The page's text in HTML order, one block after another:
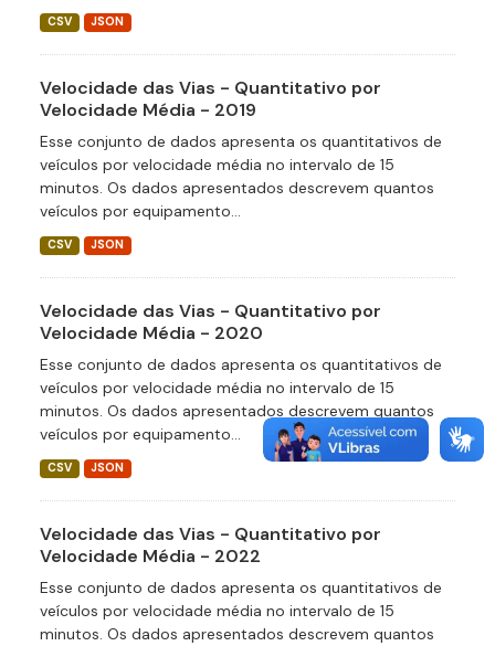
CSV JSON
Velocidade das Vias - Quantitativo por
Velocidade Média - 2019
Esse conjunto de dados apresenta os quantitativos de
veículos por velocidade média no intervalo de 15
minutos. Os dados apresentados descrevem quantos
veículos por equipamento...
CSV JSON
Velocidade das Vias - Quantitativo por
Velocidade Média - 2020
Esse conjunto de dados apresenta os quantitativos de
veículos por velocidade média no intervalo de 15
minutos. Os dados apresentados descrevem quantos
veículos por equipamento...
CSV JSON
Velocidade das Vias - Quantitativo por
Velocidade Média - 2022
Esse conjunto de dados apresenta os quantitativos de
veículos por velocidade média no intervalo de 15
minutos. Os dados apresentados descrevem quantos